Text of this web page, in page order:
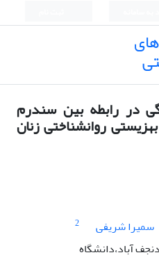
در رابطه بین سندرم
روانشناختی زنان
سمیرا شریفی
2
آباد،دانشگاه